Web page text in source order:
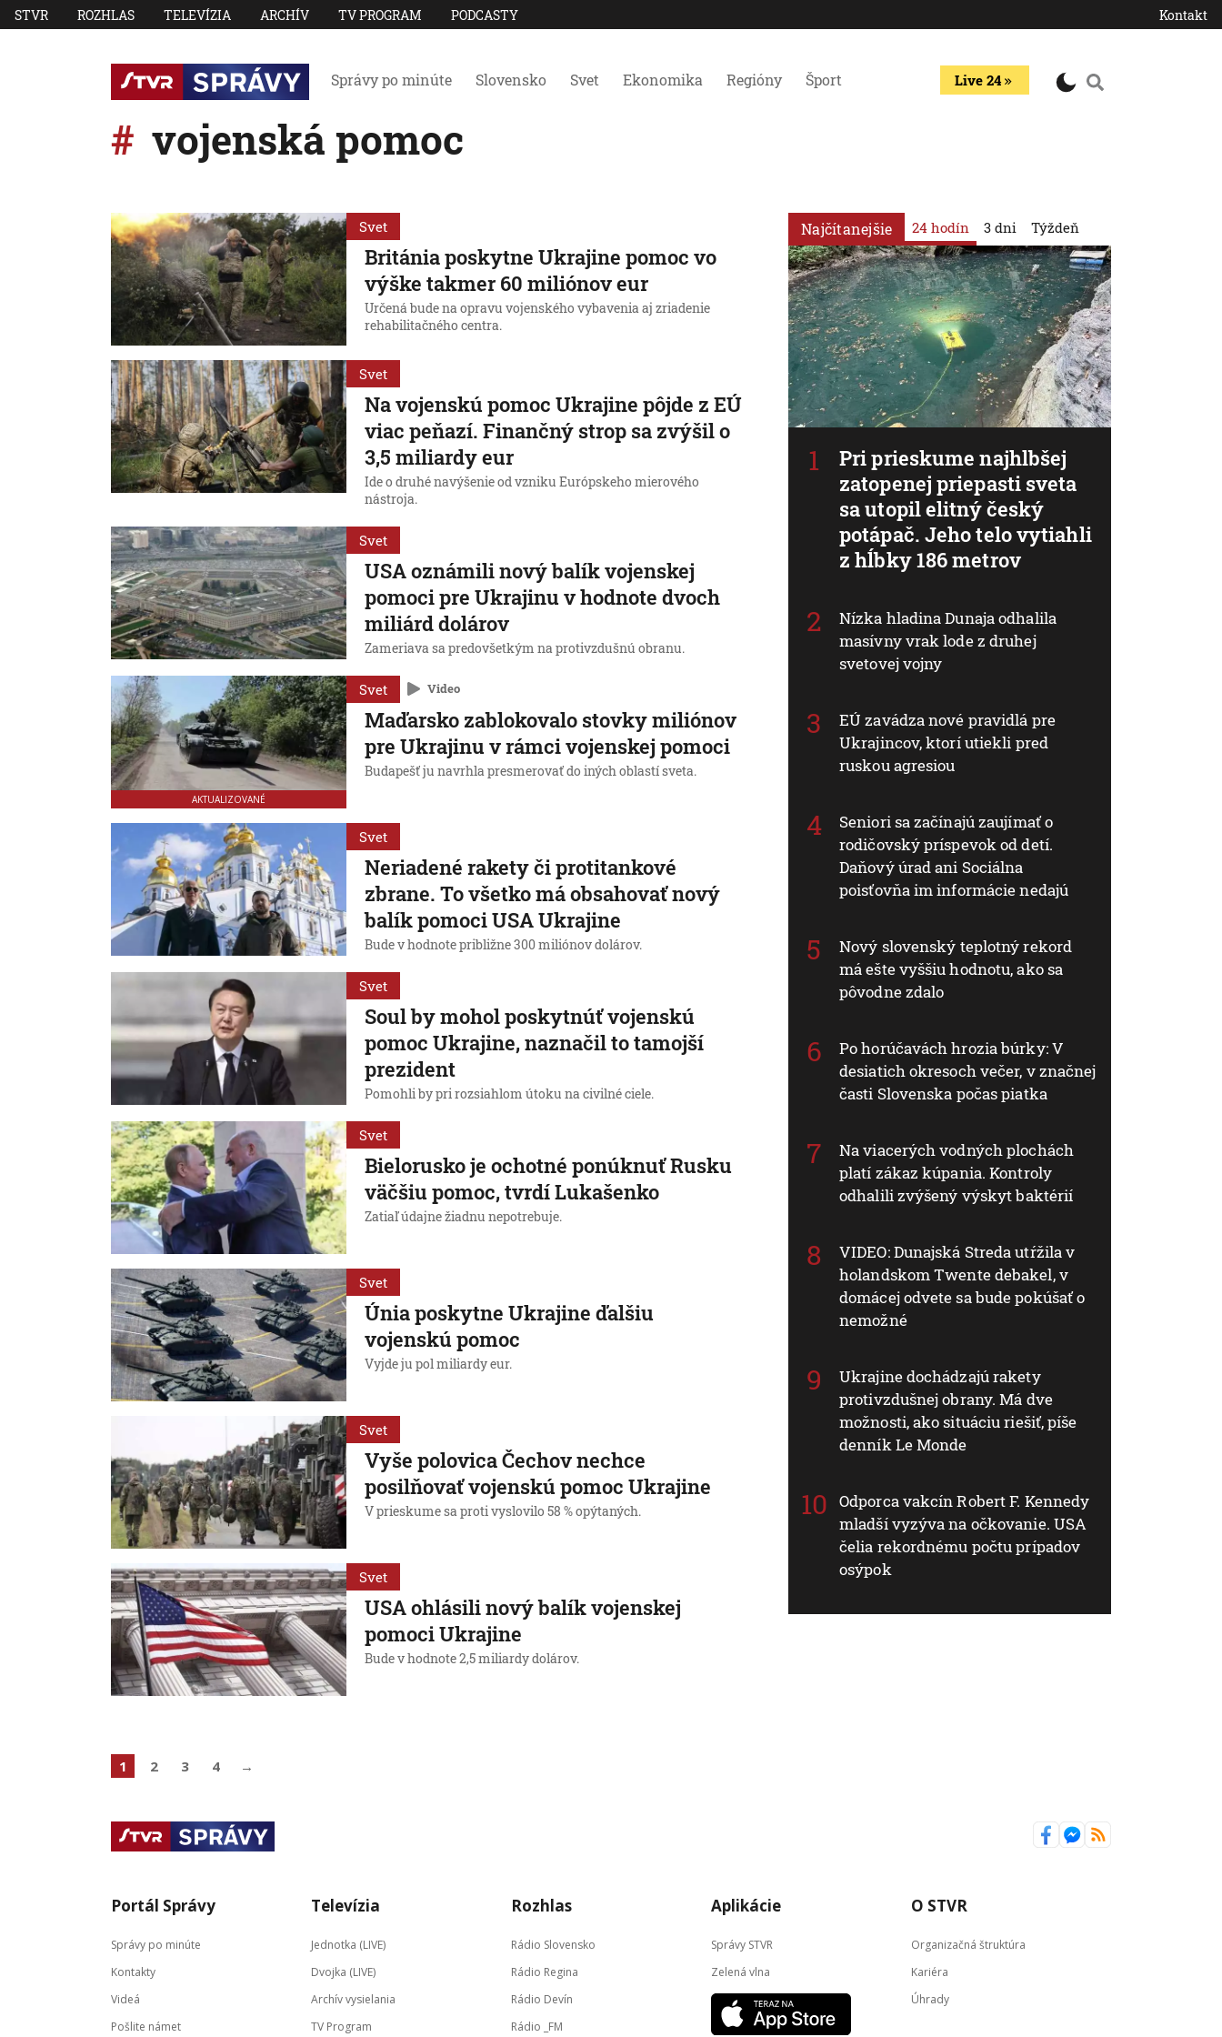
STVR ROZHLAS TELEVÍZIA ARCHÍV TV PROGRAM PODCASTY Kontakt
Správy po minúte Slovensko Svet Ekonomika Regióny Šport Live 24
vojenská pomoc
Svet
Británia poskytne Ukrajine pomoc vo
výške takmer 60 miliónov eur
Určená bude na opravu vojenského vybavenia aj zriadenie
rehabilitačného centra.
Svet
Na vojenskú pomoc Ukrajine pôjde z EÚ
viac peňazí. Finančný strop sa zvýšil o
3,5 miliardy eur
Ide o druhé navýšenie od vzniku Európskeho mierového
nástroja.
Svet
USA oznámili nový balík vojenskej
pomoci pre Ukrajinu v hodnote dvoch
miliárd dolárov
Zameriava sa predovšetkým na protivzdušnú obranu.
AKTUALIZOVANÉ
Svet Video
Maďarsko zablokovalo stovky miliónov
pre Ukrajinu v rámci vojenskej pomoci
Budapešť ju navrhla presmerovať do iných oblastí sveta.
Svet
Neriadené rakety či protitankové
zbrane. To všetko má obsahovať nový
balík pomoci USA Ukrajine
Bude v hodnote približne 300 miliónov dolárov.
Svet
Soul by mohol poskytnúť vojenskú
pomoc Ukrajine, naznačil to tamojší
prezident
Pomohli by pri rozsiahlom útoku na civilné ciele.
Svet
Bielorusko je ochotné ponúknuť Rusku
väčšiu pomoc, tvrdí Lukašenko
Zatiaľ údajne žiadnu nepotrebuje.
Svet
Únia poskytne Ukrajine ďalšiu
vojenskú pomoc
Vyjde ju pol miliardy eur.
Svet
Vyše polovica Čechov nechce
posilňovať vojenskú pomoc Ukrajine
V prieskume sa proti vyslovilo 58 % opýtaných.
Svet
USA ohlásili nový balík vojenskej
pomoci Ukrajine
Bude v hodnote 2,5 miliardy dolárov.
Najčítanejšie 24 hodín
Pri prieskume najhlbšej
zatopenej priepasti sveta
sa utopil elitný český
potápač. Jeho telo vytiahli
z hĺbky 186 metrov
Nízka hladina Dunaja odhalila
masívny vrak lode z druhej
svetovej vojny
EÚ zavádza nové pravidlá pre
Ukrajincov, ktorí utiekli pred
ruskou agresiou
Seniori sa začínajú zaujímať o
rodičovský príspevok od detí.
Daňový úrad ani Sociálna
poisťovňa im informácie nedajú
Nový slovenský teplotný rekord
má ešte vyššiu hodnotu, ako sa
pôvodne zdalo
Po horúčavách hrozia búrky: V
desiatich okresoch večer, v značnej
časti Slovenska počas piatka
Na viacerých vodných plochách
platí zákaz kúpania. Kontroly
odhalili zvýšený výskyt baktérií
VIDEO: Dunajská Streda utŕžila v
holandskom Twente debakel, v
domácej odvete sa bude pokúšať o
nemožné
Ukrajine dochádzajú rakety
protivzdušnej obrany. Má dve
možnosti, ako situáciu riešiť, píše
denník Le Monde
Odporca vakcín Robert F. Kennedy
mladší vyzýva na očkovanie. USA
čelia rekordnému počtu prípadov
osýpok
3 dni Týždeň
1 2 3 4 →
Portál Správy
Správy po minúte
Kontakty
Videá
Pošlite námet
Televízia
Jednotka (LIVE)
Dvojka (LIVE)
Archív vysielania
TV Program
Rozhlas
Rádio Slovensko
Rádio Regina
Rádio Devín
Rádio _FM
Aplikácie
Správy STVR
Zelená vlna
O STVR
Organizačná štruktúra
Kariéra
Úhrady